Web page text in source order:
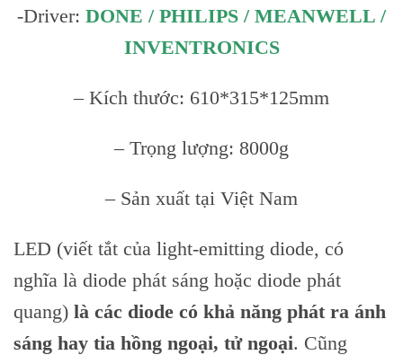
-Driver: DONE / PHILIPS / MEANWELL /
INVENTRONICS
– Kích thước: 610*315*125mm
– Trọng lượng: 8000g
– Sản xuất tại Việt Nam
LED (viết tắt của light-emitting diode, có
nghĩa là diode phát sáng hoặc diode phát
quang) là các diode có khả năng phát ra ánh
sáng hay tia hồng ngoại, tử ngoại. Cũng